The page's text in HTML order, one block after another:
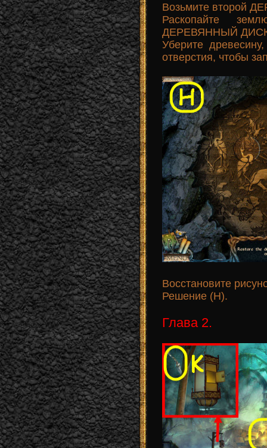
Возьмите второй
Раскопайте
ДЕРЕВЯННЫЙ
Уберите
отверстия, чтобы
Восстановите
Решение (H).
Глава 2.